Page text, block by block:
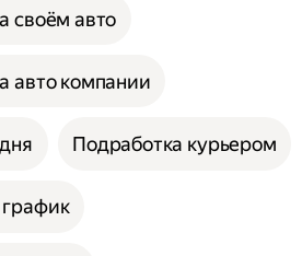
своём авто
авто компании
Подработка курьером